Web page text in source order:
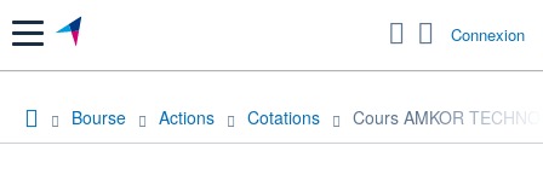
Menu Connexion
Bourse Actions Cotations Cours AMKOR